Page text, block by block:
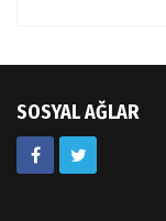
SOSYAL AĞLAR